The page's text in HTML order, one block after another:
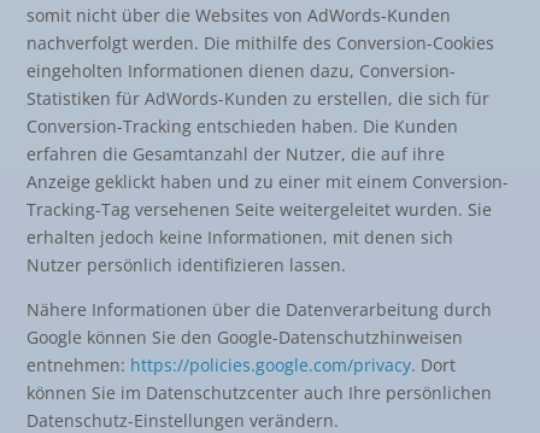
somit nicht über die Websites von AdWords-Kunden
nachverfolgt werden. Die mithilfe des Conversion-Cookies
eingeholten Informationen dienen dazu, Conversion-
Statistiken für AdWords-Kunden zu erstellen, die sich für
Conversion-Tracking entschieden haben. Die Kunden
erfahren die Gesamtanzahl der Nutzer, die auf ihre
Anzeige geklickt haben und zu einer mit einem Conversion-
Tracking-Tag versehenen Seite weitergeleitet wurden. Sie
erhalten jedoch keine Informationen, mit denen sich
Nutzer persönlich identifizieren lassen.
Nähere Informationen über die Datenverarbeitung durch
Google können Sie den Google-Datenschutzhinweisen
entnehmen: https://policies.google.com/privacy. Dort
können Sie im Datenschutzcenter auch Ihre persönlichen
Datenschutz-Einstellungen verändern.